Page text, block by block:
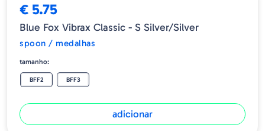
€ 5.75
Blue Fox Vibrax Classic - S Silver/Silver
spoon / medalhas
tamanho:
BFF2 BFF3
adicionar